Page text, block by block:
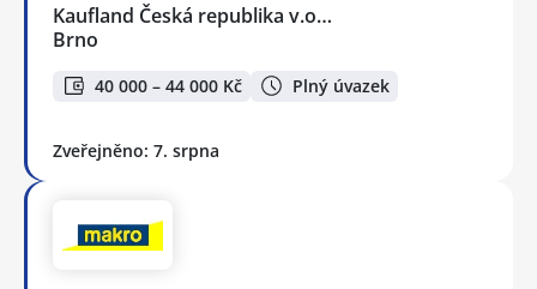
Kaufland Česká republika v.o…
Brno
40 000 – 44 000 Kč Plný úvazek
Zveřejněno: 7. srpna